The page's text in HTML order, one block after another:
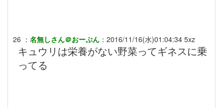
26 ： 名無しさん＠おーぷん ： 2016/11/16(水)01:04:34 5xz
キュウリは栄養がない野菜ってギネスに乗
ってる